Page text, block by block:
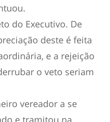
do Executivo. De
deste é feita
e a rejeição
o veto seriam
vereador a se
e tramitou na